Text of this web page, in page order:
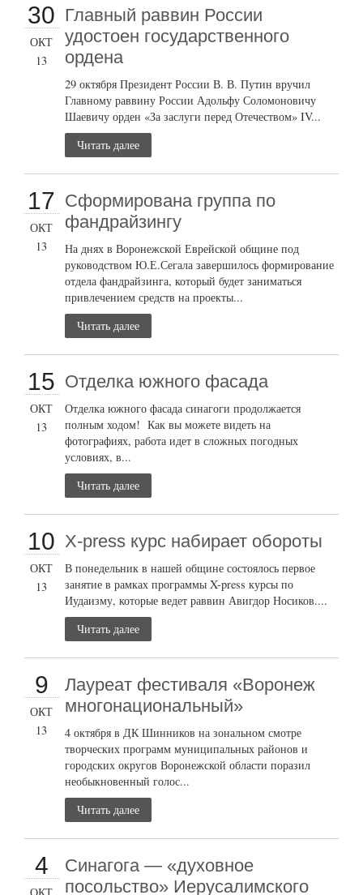
30
ОКТ
13
Главный раввин России
удостоен государственного
ордена
29 октября Президент России В. В. Путин вручил
Главному раввину России Адольфу Соломоновичу
Шаевичу орден «За заслуги перед Отечеством» IV...
Читать далее
17
ОКТ
13
Сформирована группа по
фандрайзингу
На днях в Воронежской Еврейской общине под
руководством Ю.Е.Сегала завершилось формирование
отдела фандрайзинга, который будет заниматься
привлечением средств на проекты...
Читать далее
15
ОКТ
13
Отделка южного фасада
Отделка южного фасада синагоги продолжается
полным ходом! Как вы можете видеть на
фотографиях, работа идет в сложных погодных
условиях, в...
Читать далее
10
ОКТ
13
X-press курс набирает обороты
В понедельник в нашей общине состоялось первое
занятие в рамках программы X-press курсы по
Иудаизму, которые ведет раввин Авигдор Носиков....
Читать далее
9
ОКТ
13
Лауреат фестиваля «Воронеж
многонациональный»
4 октября в ДК Шинников на зональном смотре
творческих программ муниципальных районов и
городских округов Воронежской области поразил
необыкновенный голос...
Читать далее
4
Синагога — «духовное
посольство» Иерусалимского